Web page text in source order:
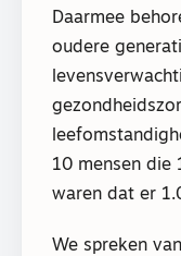
Daarmee
oudere
10 mensen die
waren dat er
We spreken